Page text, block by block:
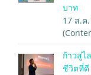
บาท
17 ส.ค
ก้าวสู่ไ
ชีวิตที่ดี